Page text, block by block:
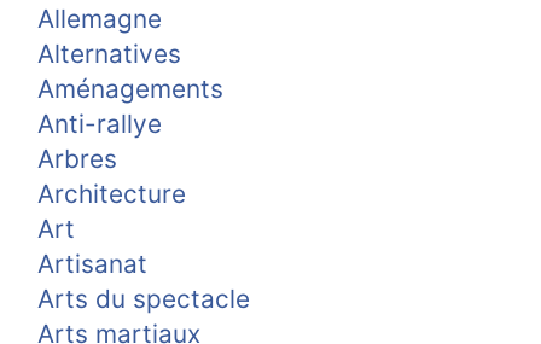
Allemagne
Alternatives
Aménagements
Anti-rallye
Arbres
Architecture
Art
Artisanat
Arts du spectacle
Arts martiaux